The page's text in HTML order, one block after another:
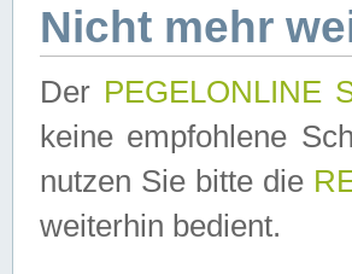
Nicht mehr
Der PEGELONLINE
keine empfohlene
nutzen Sie bitte die
weiterhin bedient.